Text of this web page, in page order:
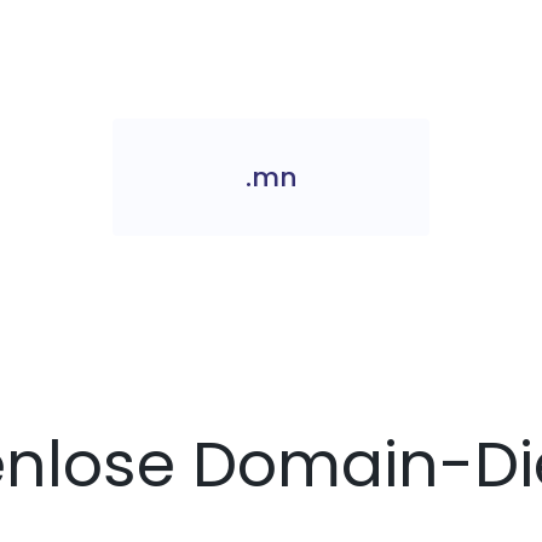
.mn
Domain-